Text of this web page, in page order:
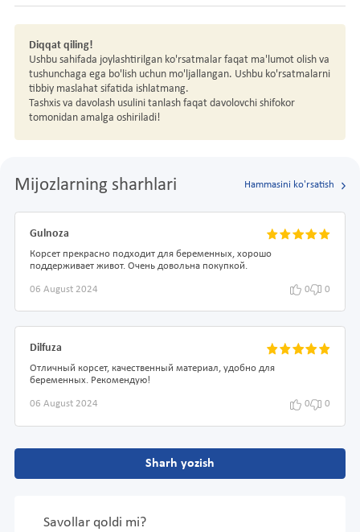
Diqqat qiling!
Ushbu sahifada joylashtirilgan ko'rsatmalar faqat ma'lumot olish va
tushunchaga ega bo'lish uchun mo'ljallangan. Ushbu ko'rsatmalarni
tibbiy maslahat sifatida ishlatmang.
Tashxis va davolash usulini tanlash faqat davolovchi shifokor
tomonidan amalga oshiriladi!
Mijozlarning sharhlari Hammasini ko'rsatish
Gulnoza
Корсет прекрасно подходит для беременных, хорошо
поддерживает живот. Очень довольна покупкой.
06 August 2024 0 0
Dilfuza
Отличный корсет, качественный материал, удобно для
беременных. Рекомендую!
06 August 2024 0 0
Sharh yozish
Savollar qoldi mi?